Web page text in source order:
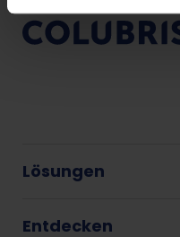
Lösungen
Entdecken